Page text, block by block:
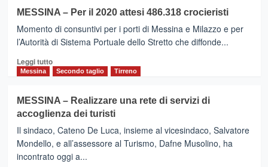
RIPOSTO
–
Dalla
1milione
di
per
il
porto
MESSINA – Per il 2020 attesi 486.318 crocieristi
Momento di consuntivi per i porti di Messina e Milazzo e per
l’Autorità di Sistema Portuale dello Stretto che diffonde...
Leggi tuttoLeggi
di
MESSINA
–
Per
2020
attesi
Messina Secondo taglio Tirreno
MESSINA – Realizzare una rete di servizi di
accoglienza dei turisti
Il sindaco, Cateno De Luca, insieme al vicesindaco, Salvatore
Mondello, e all’assessore al Turismo, Dafne Musolino, ha
incontrato oggi a...